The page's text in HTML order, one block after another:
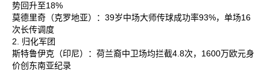
势回升至18%‌
莫德里奇‌（克罗地亚）：39岁中场大师传球成功率93%，单场16
次长传调度‌
2. 归化军团
斯特鲁伊克‌（印尼）：荷兰裔中卫场均拦截4.8次，1600万欧元身
价创东南亚纪录‌